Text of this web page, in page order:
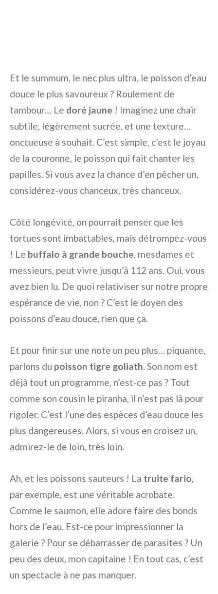
Et le summum, le nec plus ultra, le poisson d’eau
douce le plus savoureux ? Roulement de
tambour… Le doré jaune ! Imaginez une chair
subtile, légèrement sucrée, et une texture…
onctueuse à souhait. C’est simple, c’est le joyau
de la couronne, le poisson qui fait chanter les
papilles. Si vous avez la chance d’en pêcher un,
considérez-vous chanceux, très chanceux.
Côté longévité, on pourrait penser que les
tortues sont imbattables, mais détrompez-vous
! Le buffalo à grande bouche, mesdames et
messieurs, peut vivre jusqu’à 112 ans. Oui, vous
avez bien lu. De quoi relativiser sur notre propre
espérance de vie, non ? C’est le doyen des
poissons d’eau douce, rien que ça.
Et pour finir sur une note un peu plus… piquante,
parlons du poisson tigre goliath. Son nom est
déjà tout un programme, n’est-ce pas ? Tout
comme son cousin le piranha, il n’est pas là pour
rigoler. C’est l’une des espèces d’eau douce les
plus dangereuses. Alors, si vous en croisez un,
admirez-le de loin, très loin.
Ah, et les poissons sauteurs ! La truite fario,
par exemple, est une véritable acrobate.
Comme le saumon, elle adore faire des bonds
hors de l’eau. Est-ce pour impressionner la
galerie ? Pour se débarrasser de parasites ? Un
peu des deux, mon capitaine ! En tout cas, c’est
un spectacle à ne pas manquer.